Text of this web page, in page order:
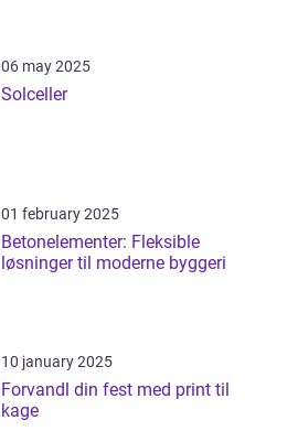
06 may 2025
Solceller
01 february 2025
Betonelementer: Fleksible
løsninger til moderne byggeri
10 january 2025
Forvandl din fest med print til
kage